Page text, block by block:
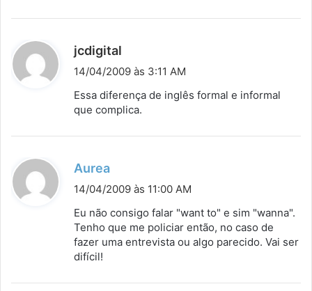
jcdigital
i
s
14/04/2009 às 3:11 AM
Essa diferença de inglês formal e informal
que complica.
Aurea
i
s
e
14/04/2009 às 11:00 AM
Eu não consigo falar "want to" e sim "wanna".
Tenho que me policiar então, no caso de
fazer uma entrevista ou algo parecido. Vai ser
difícil!